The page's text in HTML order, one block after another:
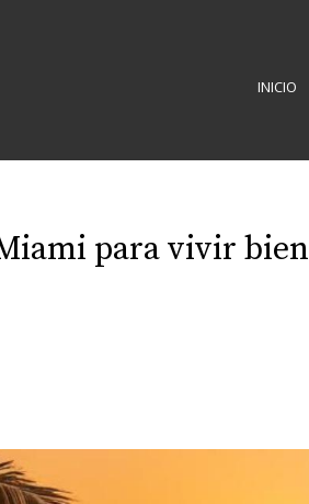
INICIO
para vivir bien